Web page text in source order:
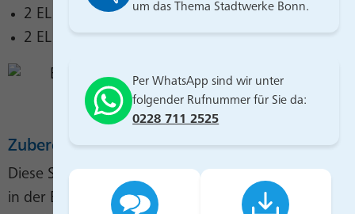
2 EL brauner Zucker
2 EL Koriander, gehackt
Zubereitung
Diese Suppe ist schnell gemacht und hält vor allem
in der Erkältungszeit gesund! Ingwer, Schalotten,
um das Thema Stadtwerke Bonn.
Per WhatsApp sind wir unter
folgender Rufnummer für Sie da:
0228 711 2525